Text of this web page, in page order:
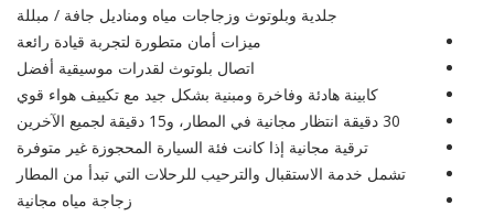
جلدية وبلوتوث وزجاجات مياه ومناديل جافة / مبللة
ميزات أمان متطورة لتجربة قيادة رائعة
اتصال بلوتوث لقدرات موسيقية أفضل
كابينة هادئة وفاخرة ومبنية بشكل جيد مع تكييف هواء قوي
30 دقيقة انتظار مجانية في المطار، و15 دقيقة لجميع الآخرين
ترقية مجانية إذا كانت فئة السيارة المحجوزة غير متوفرة
تشمل خدمة الاستقبال والترحيب للرحلات التي تبدأ من المطار
زجاجة مياه مجانية